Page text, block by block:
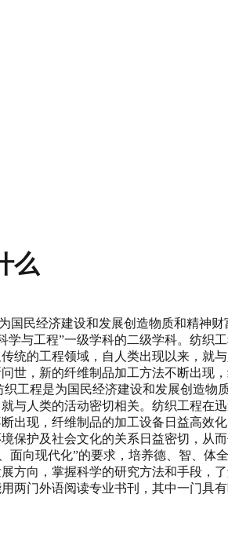
么
国民经济建设和发展创造物质和精神
学与工程”一级学科的二级学科。纺
统的工程领域，自人类出现以来，就
世，新的纤维制品加工方法不断出现
工程是为国民经济建设和发展创造
与人类的活动密切相关。纺织工程在
出现，纤维制品的加工设备日益高效
保护及社会文化的关系日益密切，从
向现代化”的要求，培养德、智、
方向，掌握科学的研究方法和手段，
门外语阅读专业书刊，其中一门具有